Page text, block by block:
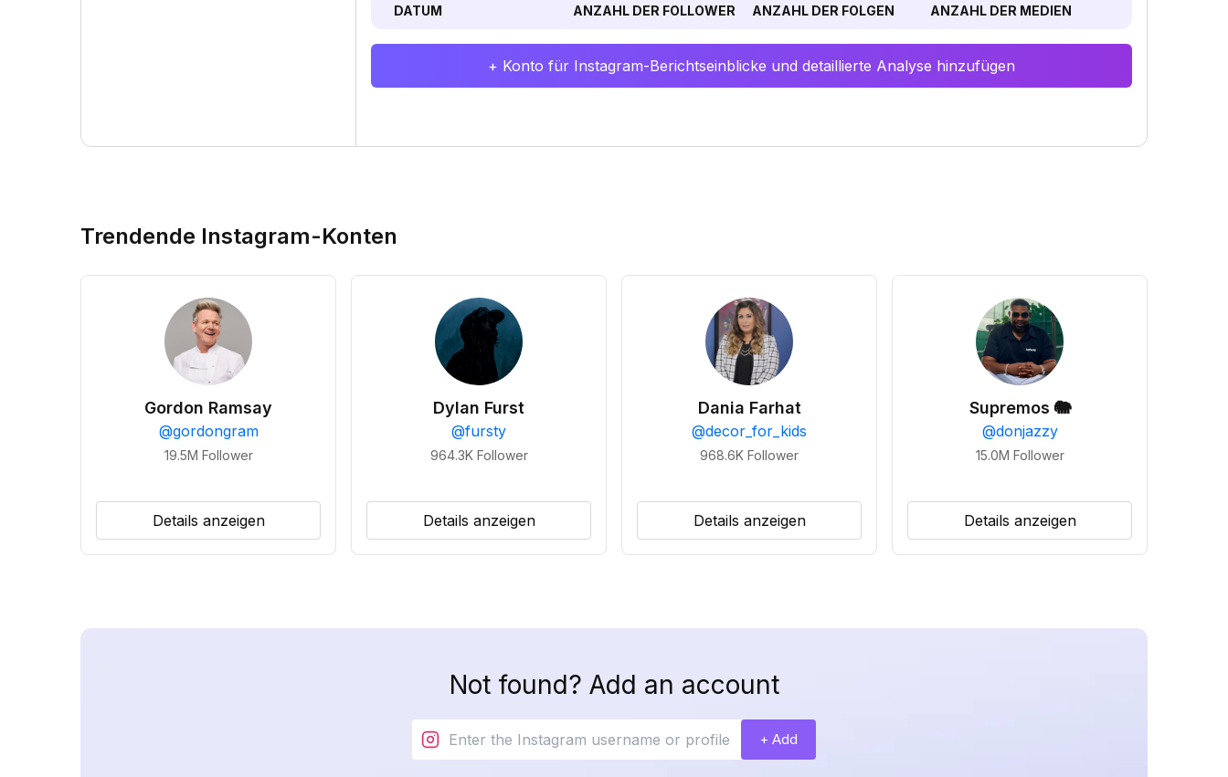
DATUM ANZAHL DER FOLLOWER ANZAHL DER FOLGEN ANZAHL DER MEDIEN
+ Konto für Instagram-Berichtseinblicke und detaillierte Analyse hinzufügen
Trendende Instagram-Konten
Gordon Ramsay
@gordongram
19.5M Follower
Details anzeigen
Dylan Furst
@fursty
964.3K Follower
Details anzeigen
Dania Farhat
@decor_for_kids
968.6K Follower
Details anzeigen
Supremos 🐘
@donjazzy
15.0M Follower
Details anzeigen
Not found? Add an account
+ Add